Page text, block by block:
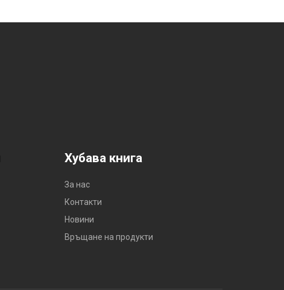
Хубава книга
За нас
Контакти
Новини
Връщане на продукти